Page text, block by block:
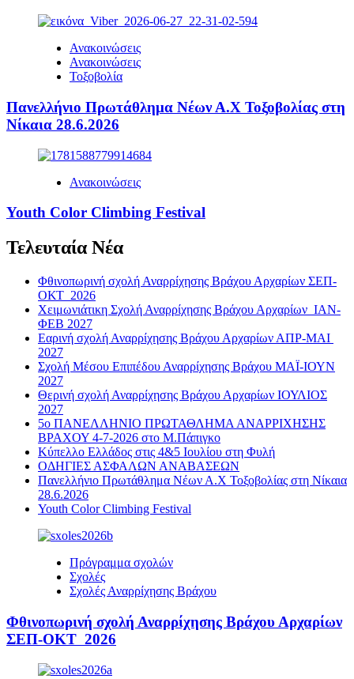
Ανακοινώσεις
Ανακοινώσεις
Τοξοβολία
Πανελλήνιο Πρωτάθλημα Νέων Α.Χ Τοξοβολίας στη
Νίκαια 28.6.2026
Ανακοινώσεις
Youth Color Climbing Festival
Τελευταία Νέα
Φθινοπωρινή σχολή Αναρρίχησης Βράχου Αρχαρίων ΣΕΠ-
ΟΚΤ 2026
Χειμωνιάτικη Σχολή Αναρρίχησης Βράχου Αρχαρίων ΙΑΝ-
ΦΕΒ 2027
Εαρινή σχολή Αναρρίχησης Βράχου Αρχαρίων ΑΠΡ-ΜΑΙ
2027
Σχολή Μέσου Επιπέδου Αναρρίχησης Βράχου ΜΑΪ-ΙΟΥΝ
2027
Θερινή σχολή Αναρρίχησης Βράχου Αρχαρίων ΙΟΥΛΙΟΣ
2027
5ο ΠΑΝΕΛΛΗΝΙΟ ΠΡΩΤΑΘΛΗΜΑ ΑΝΑΡΡΙΧΗΣΗΣ
ΒΡΑΧΟΥ 4-7-2026 στο Μ.Πάπιγκο
Κύπελλο Ελλάδος στις 4&5 Ιουλίου στη Φυλή
ΟΔΗΓΙΕΣ ΑΣΦΑΛΩΝ ΑΝΑΒΑΣΕΩΝ
Πανελλήνιο Πρωτάθλημα Νέων Α.Χ Τοξοβολίας στη Νίκαια
28.6.2026
Youth Color Climbing Festival
Πρόγραμμα σχολών
Σχολές
Σχολές Αναρρίχησης Βράχου
Φθινοπωρινή σχολή Αναρρίχησης Βράχου Αρχαρίων
ΣΕΠ-ΟΚΤ 2026